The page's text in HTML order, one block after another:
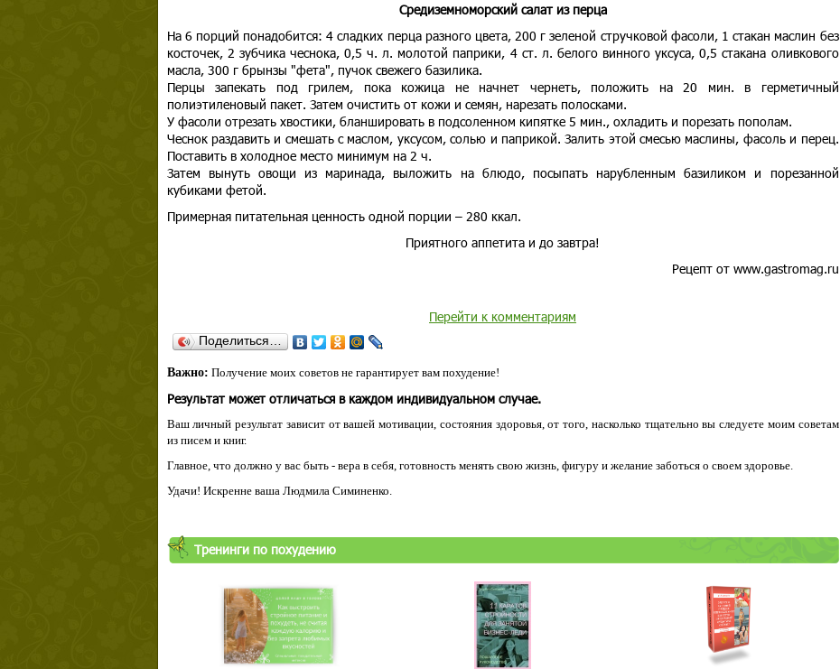
Средиземноморский салат из перца
На 6 порций понадобится: 4 сладких перца разного цвета, 200 г зеленой стручковой фасоли, 1 стакан маслин без
косточек, 2 зубчика чеснока, 0,5 ч. л. молотой паприки, 4 ст. л. белого винного уксуса, 0,5 стакана оливкового
масла, 300 г брынзы "фета", пучок свежего базилика.
Перцы запекать под грилем, пока кожица не начнет чернеть, положить на 20 мин. в герметичный
полиэтиленовый пакет. Затем очистить от кожи и семян, нарезать полосками.
У фасоли отрезать хвостики, бланшировать в подсоленном кипятке 5 мин., охладить и порезать пополам.
Чеснок раздавить и смешать с маслом, уксусом, солью и паприкой. Залить этой смесью маслины, фасоль и перец.
Поставить в холодное место минимум на 2 ч.
Затем вынуть овощи из маринада, выложить на блюдо, посыпать нарубленным базиликом и порезанной
кубиками фетой.
Примерная питательная ценность одной порции – 280 ккал.
Приятного аппетита и до завтра!
Рецепт от www.gastromag.ru
Перейти к комментариям
Поделиться…
Важно: Получение моих советов не гарантирует вам похудение!
Результат может отличаться в каждом индивидуальном случае.
Ваш личный результат зависит от вашей мотивации, состояния здоровья, от того, насколько тщательно вы следуете моим советам
из писем и книг.
Главное, что должно у вас быть - вера в себя, готовность менять свою жизнь, фигуру и желание заботься о своем здоровье.
Удачи! Искренне ваша Людмила Симиненко.
Тренинги по похудению